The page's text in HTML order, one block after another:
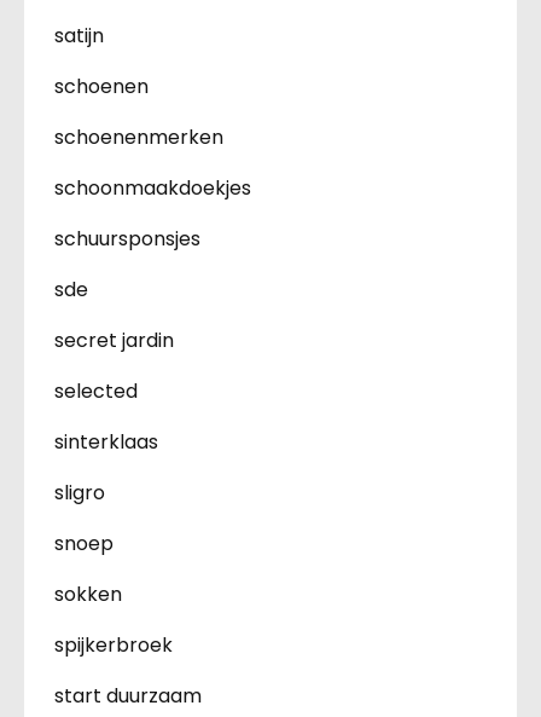
satijn
schoenen
schoenenmerken
schoonmaakdoekjes
schuursponsjes
sde
secret jardin
selected
sinterklaas
sligro
snoep
sokken
spijkerbroek
start duurzaam